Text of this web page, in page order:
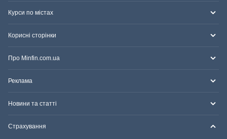
Курси по містах
Корисні сторінки
Про Minfin.com.ua
Реклама
Новини та статті
Страхування